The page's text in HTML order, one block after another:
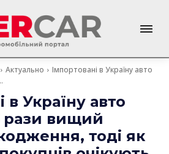
Актуально
Імпортовані в Україну авто
в Україну авто
рази вищий
тоді як